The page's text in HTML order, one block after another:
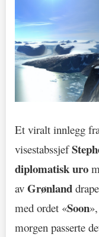
Et viralt innlegg
visestabssjef
diplomatisk uro
av Grønland
med ordet «Soon
morgen passerte